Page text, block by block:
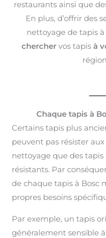
restaurants ainsi que
En plus, d’offrir des
nettoyage de tapis
chercher vos tapis à
Chaque tapis à
Certains tapis plus
peuvent pas résister
nettoyage que des
résistants. Par
de chaque tapis à Bosc
propres besoins
Par exemple, un tapis
généralement sensible